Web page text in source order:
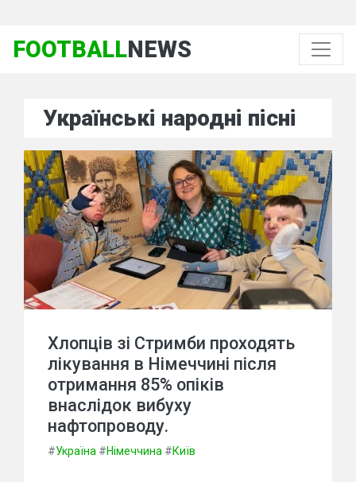
FOOTBALLNEWS
Українські народні пісні
Хлопців зі Стримби проходять
лікування в Німеччині після
отримання 85% опіків
внаслідок вибуху
нафтопроводу.
#Україна #Німеччина #Київ